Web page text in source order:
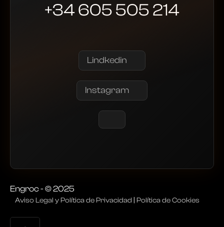
+34 605 505 214
Lindkedin
Instagram
Engroc - © 2025
Aviso Legal y Política de Privacidad Política de Cookies